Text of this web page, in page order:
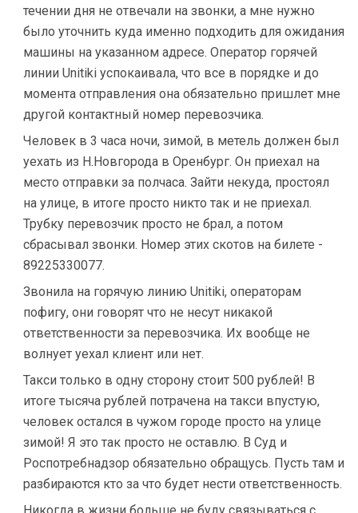
течении дня не отвечали на звонки, а мне нужно
было уточнить куда именно подходить для ожидания
машины на указанном адресе. Оператор горячей
линии Unitiki успокаивала, что все в порядке и до
момента отправления она обязательно пришлет мне
другой контактный номер перевозчика.
Человек в 3 часа ночи, зимой, в метель должен был
уехать из Н.Новгорода в Оренбург. Он приехал на
место отправки за полчаса. Зайти некуда, простоял
на улице, в итоге просто никто так и не приехал.
Трубку перевозчик просто не брал, а потом
сбрасывал звонки. Номер этих скотов на билете -
89225330077.
Звонила на горячую линию Unitiki, операторам
пофигу, они говорят что не несут никакой
ответственности за перевозчика. Их вообще не
волнует уехал клиент или нет.
Такси только в одну сторону стоит 500 рублей! В
итоге тысяча рублей потрачена на такси впустую,
человек остался в чужом городе просто на улице
зимой! Я это так просто не оставлю. В Суд и
Роспотребнадзор обязательно обращусь. Пусть там и
разбираются кто за что будет нести ответственность.